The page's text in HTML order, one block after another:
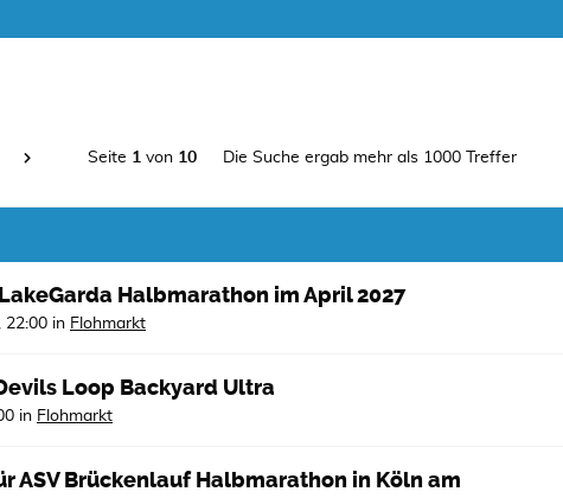
Seite 1 von 10 Die Suche ergab mehr als 1000 Treffer
Halbmarathon im April 2027
22:00 in Flohmarkt
Loop Backyard Ultra
in Flohmarkt
ASV Brückenlauf Halbmarathon in Köln am